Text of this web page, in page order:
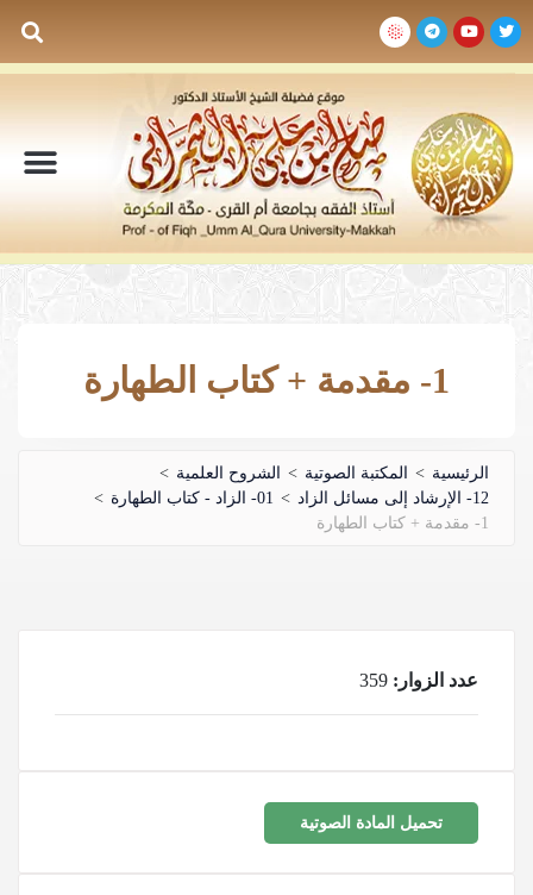
1- مقدمة + كتاب الطهارة
الرئيسية > المكتبة الصوتية > الشروح العلمية >
12- الإرشاد إلى مسائل الزاد
> 01- الزاد - كتاب الطهارة
>
1- مقدمة + كتاب الطهارة
عدد الزوار: 359
تحميل المادة الصوتية